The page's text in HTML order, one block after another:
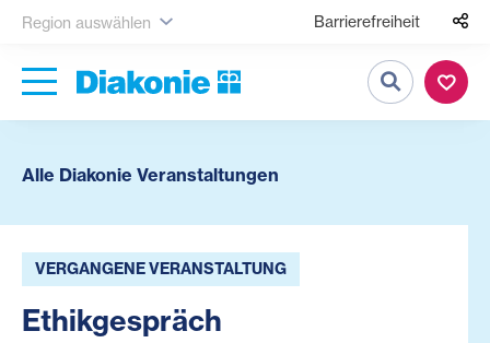
Region auswählen Barrierefreiheit
Suche
Alle Diakonie Veranstaltungen
VERGANGENE VERANSTALTUNG
Ethikgespräch